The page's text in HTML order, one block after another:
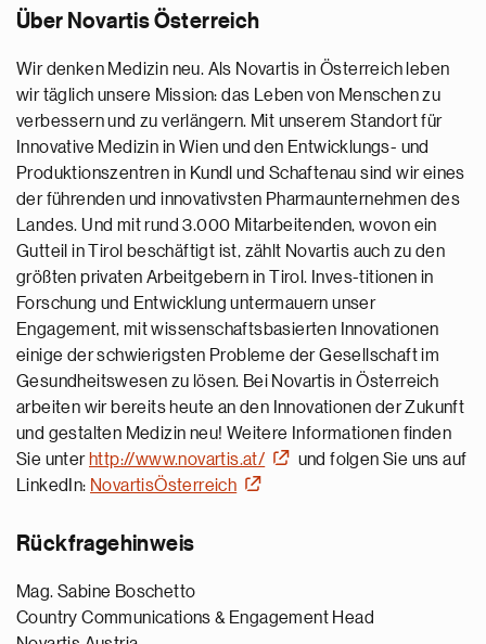
Über Novartis Österreich
Wir denken Medizin neu. Als Novartis in Österreich leben
wir täglich unsere Mission: das Leben von Menschen zu
verbessern und zu verlängern. Mit unserem Standort für
Innovative Medizin in Wien und den Entwicklungs- und
Produktionszentren in Kundl und Schaftenau sind wir eines
der führenden und innovativsten Pharmaunternehmen des
Landes. Und mit rund 3.000 Mitarbeitenden, wovon ein
Gutteil in Tirol beschäftigt ist, zählt Novartis auch zu den
größten privaten Arbeitgebern in Tirol. Inves-titionen in
Forschung und Entwicklung untermauern unser
Engagement, mit wissenschaftsbasierten Innovationen
einige der schwierigsten Probleme der Gesellschaft im
Gesundheitswesen zu lösen. Bei Novartis in Österreich
arbeiten wir bereits heute an den Innovationen der Zukunft
und gestalten Medizin neu! Weitere Informationen finden
Sie unter http://www.novartis.at/
und folgen Sie uns auf
LinkedIn: NovartisÖsterreich
Rückfragehinweis
Mag. Sabine Boschetto
Country Communications & Engagement Head